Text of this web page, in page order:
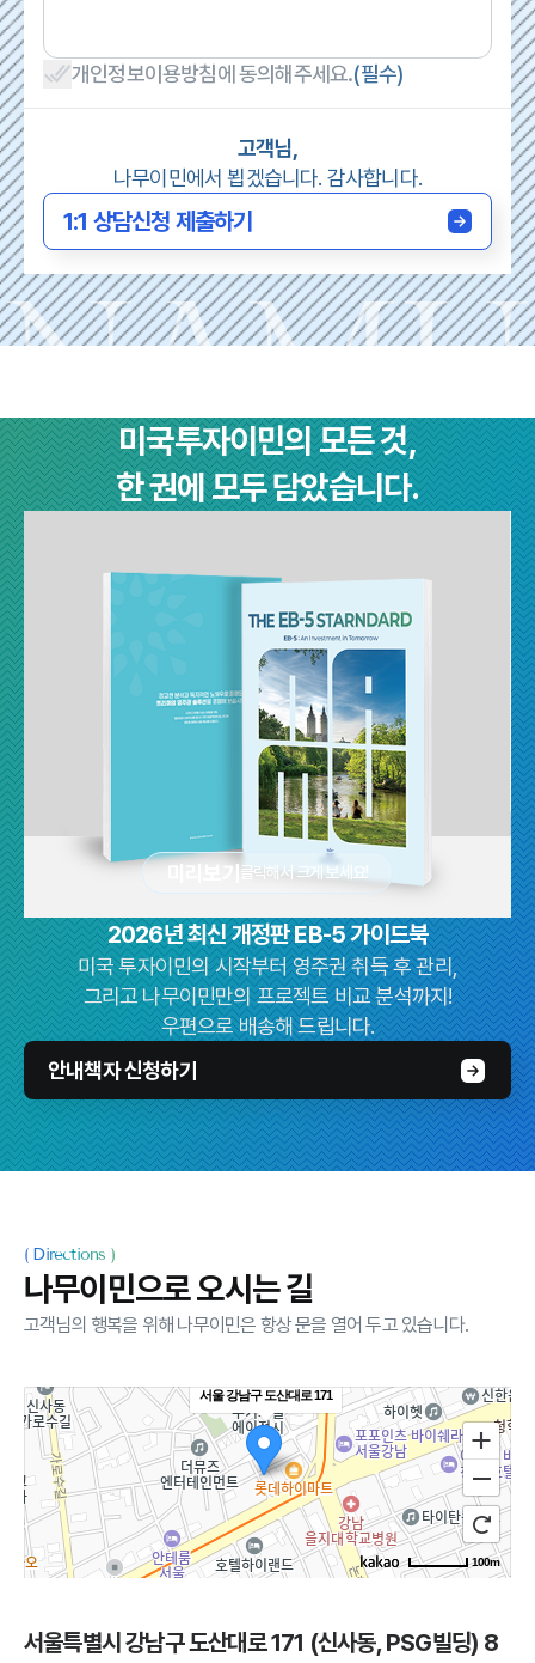
개인정보이용방침에 동의해주세요.(필수)
고객님,
나무이민에서 뵙겠습니다. 감사합니다.
1:1 상담신청 제출하기
미국투자이민의 모든 것,
한 권에 모두 담았습니다.
미리보기 클릭해서 크게 보세요!
2026년 최신 개정판 EB-5 가이드북
미국 투자이민의 시작부터 영주권 취득 후 관리,
그리고 나무이민만의 프로젝트 비교 분석까지!
우편으로 배송해 드립니다.
안내책자 신청하기
( Directions )
나무이민으로 오시는 길
고객님의 행복을 위해 나무이민은 항상 문을 열어 두고 있습니다.
서울특별시 강남구 도산대로 171 (신사동, PSG빌딩) 8